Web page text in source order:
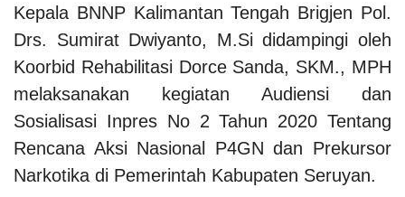
Kepala BNNP Kalimantan Tengah Brigjen Pol.
Drs. Sumirat Dwiyanto, M.Si didampingi oleh
Koorbid Rehabilitasi Dorce Sanda, SKM., MPH
melaksanakan kegiatan Audiensi dan
Sosialisasi Inpres No 2 Tahun 2020 Tentang
Rencana Aksi Nasional P4GN dan Prekursor
Narkotika di Pemerintah Kabupaten Seruyan.